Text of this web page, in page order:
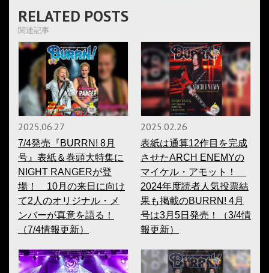
RELATED POSTS
関連記事
2025.06.27
7/4発売『BURRN! 8月
号』表紙＆巻頭大特集に
NIGHT RANGERが登
場！ 10月の来日に向け
て2人のオリジナル・メ
ンバーが真意を語る！
（7/4情報更新）
2025.02.26
表紙は通算12作目を完成
させたARCH ENEMYの
マイケル・アモット！
2024年度読者人気投票結
果も掲載のBURRN! 4月
号は3月5日発売！（3/4情
報更新）